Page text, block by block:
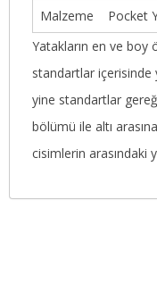
Malzeme
Pocket
Yatakların en ve boy
standartlar içerisinde
yine standartlar
bölümü ile altı
cisimlerin arasındaki